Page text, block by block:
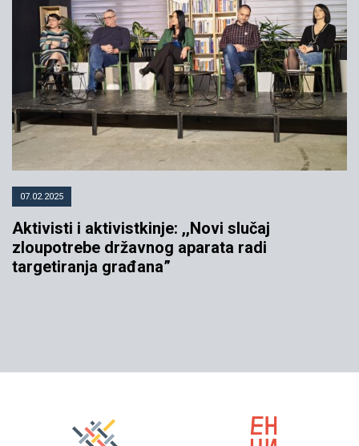
07.02.2025
Aktivisti i aktivistkinje: ,,Novi slučaj
zloupotrebe državnog aparata radi
targetiranja građana”